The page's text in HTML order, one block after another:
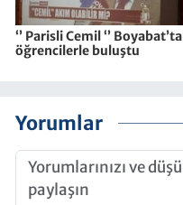
‘’ Parisli Cemil ‘’ Boyabat’ta
öğrencilerle buluştu
Yorumlar